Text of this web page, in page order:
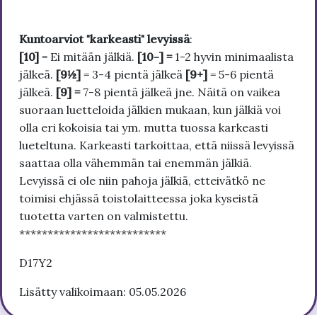
Kuntoarviot "karkeasti" levyissä:
[10] = Ei mitään jälkiä. [10-] = 1-2 hyvin minimaalista
jälkeä. [9½] = 3-4 pientä jälkeä [9+] = 5-6 pientä
jälkeä. [9] = 7-8 pientä jälkeä jne. Näitä on vaikea
suoraan luetteloida jälkien mukaan, kun jälkiä voi
olla eri kokoisia tai ym. mutta tuossa karkeasti
lueteltuna. Karkeasti tarkoittaa, että niissä levyissä
saattaa olla vähemmän tai enemmän jälkiä.
Levyissä ei ole niin pahoja jälkiä, etteivätkö ne
toimisi ehjässä toistolaitteessa joka kyseistä
tuotetta varten on valmistettu.
**************************
D17Y2
Lisätty valikoimaan: 05.05.2026